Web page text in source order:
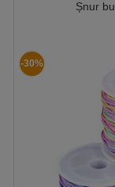
Șnur
-30%